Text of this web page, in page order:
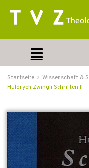
Startseite Wissenschaft &
Huldrych Zwingli Schriften II